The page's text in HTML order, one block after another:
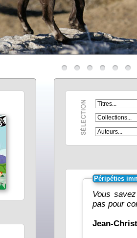
Péripéties
Vous
pas pour
Jean-